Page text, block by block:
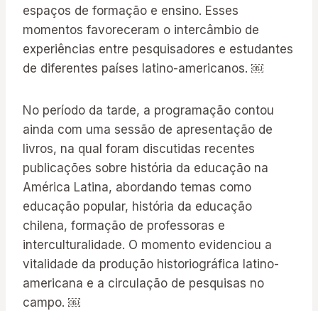
espaços de formação e ensino. Esses
momentos favoreceram o intercâmbio de
experiências entre pesquisadores e estudantes
de diferentes países latino-americanos. ￼
No período da tarde, a programação contou
ainda com uma sessão de apresentação de
livros, na qual foram discutidas recentes
publicações sobre história da educação na
América Latina, abordando temas como
educação popular, história da educação
chilena, formação de professoras e
interculturalidade. O momento evidenciou a
vitalidade da produção historiográfica latino-
americana e a circulação de pesquisas no
campo. ￼